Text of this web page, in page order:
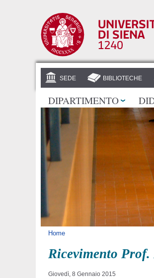
SEDE BIBLIOTECHE
DIPARTIMENTO
Tu sei qui
Home
Ricevimento
Giovedì, 8 Gennaio 2015